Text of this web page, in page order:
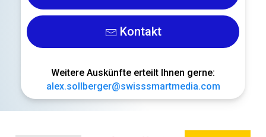
Kontakt
Weitere Auskünfte erteilt Ihnen gerne:
alex.sollberger@swisssmartmedia.com